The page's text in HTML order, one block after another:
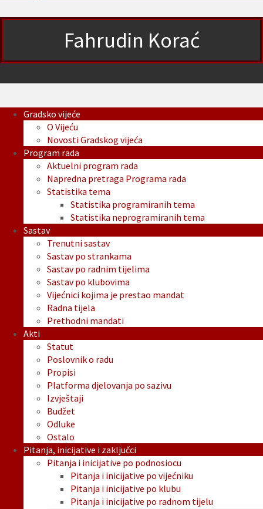
Fahrudin Korać
Gradsko vijeće
O Vijeću
Novosti Gradskog vijeća
Program rada
Aktuelni program rada
Napredna pretraga Programa rada
Statistika tema
Statistika programiranih tema
Statistika neprogramiranih tema
Sastav
Trenutni sastav
Sastav po strankama
Sastav po radnim tijelima
Sastav po klubovima
Vijećnici kojima je prestao mandat
Radna tijela
Prethodni mandati
Akti
Statut
Poslovnik o radu
Propisi
Platforma djelovanja po sazivu
Izvještaji
Budžet
Odluke
Ostalo
Pitanja, inicijative i zaključci
Pitanja i inicijative po podnosiocu
Pitanja i inicijative po vijećniku
Pitanja i inicijative po klubu
Pitanja i inicijative po radnom tijelu